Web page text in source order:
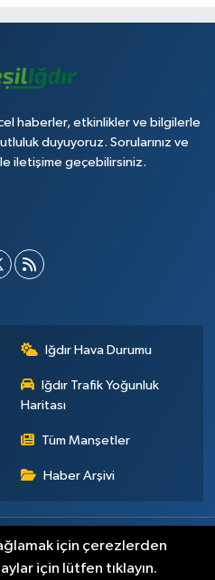
haberler, etkinlikler ve bilgilerle
duyuyoruz. Sorularınız ve
iletişime geçebilirsiniz.
Iğdır Hava Durumu
Iğdır Trafik Yoğunluk
Haritası
Tüm Manşetler
Haber Arşivi
Politikası Gizlilik ilkeleri
için çerezlerden
için lütfen tıklayın.